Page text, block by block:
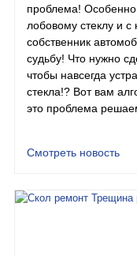
проблема!
лобовому стеклу и
собственник
судьбу! Что нужно
чтобы навсегда
стекла!? Вот вам
это проблема
Смотреть новость